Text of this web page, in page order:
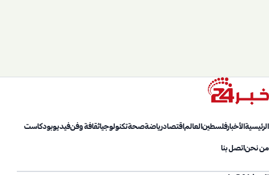
الرئيسيةالأخبارفلسطينالعالماقتصادرياضةصحةتكنولوجياثقافة وفنفيديوبودكاست
من نحناتصل بنا